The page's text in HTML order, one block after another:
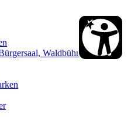
Waldbühne